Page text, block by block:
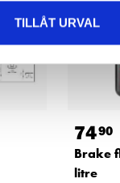
TILLÅT URVAL
7490
Brake
litre